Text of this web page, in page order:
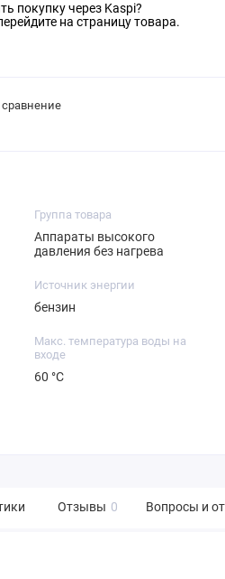
покупку через Kaspi?
на страницу товара.
сравнение
Группа товара
Аппараты высокого
давления без нагрева
Источник энергии
бензин
Макс. температура воды на
входе
60 °С
Отзывы 0 Вопросы и